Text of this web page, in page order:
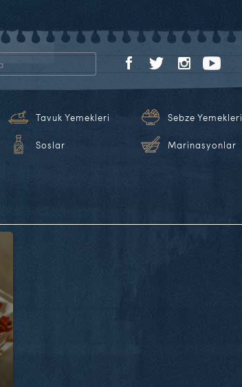
Tavuk Yemekleri Sebze Yemekleri
Soslar Marinasyonlar